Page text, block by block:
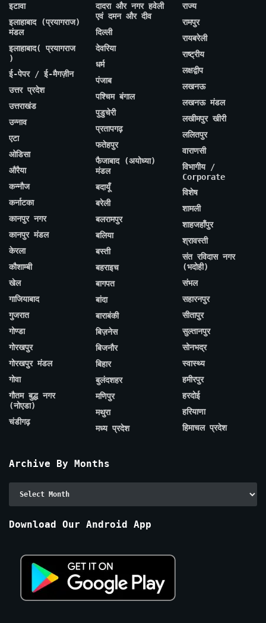
इटावा
इलाहाबाद (प्रयागराज)
मंडल
इलाहाबाद( प्रयागराज
)
ई-पेपर / ई-मैगज़ीन
उत्तर प्रदेश
उत्तराखंड
उन्नाव
एटा
ओडिसा
औरैया
कन्नौज
कर्नाटका
कानपुर नगर
कानपुर मंडल
केरला
कौशाम्बी
खेल
गाजियाबाद
गुजरात
गोण्डा
गोरखपुर
गोरखपुर मंडल
गोवा
गौतम बुद्ध नगर
(नोएडा)
चंडीगढ़
दादरा और नगर हवेली
एवं दमन और दीव
दिल्ली
देवरिया
धर्म
पंजाब
पश्चिम बंगाल
पुडुचेरी
प्रतापगढ़
फतेहपुर
फैजाबाद (अयोध्या)
मंडल
बदायूँ
बरेली
बलरामपुर
बलिया
बस्ती
बहराइच
बागपत
बांदा
बाराबंकी
बिज़नेस
बिजनौर
बिहार
बुलंदशहर
मणिपुर
मथुरा
मध्य प्रदेश
राज्य
रामपुर
रायबरेली
राष्ट्रीय
लक्षद्वीप
लखनऊ
लखनऊ मंडल
लखीमपुर खीरी
ललितपुर
वाराणसी
विभागीय /
Corporate
विशेष
शामली
शाहजहाँपुर
श्रावस्ती
संत रविदास नगर
(भदोही)
संभल
सहारनपुर
सीतापुर
सुल्तानपुर
सोनभद्र
स्वास्थ्य
हमीरपुर
हरदोई
हरियाणा
हिमाचल प्रदेश
Archive By Months
Download Our Android App